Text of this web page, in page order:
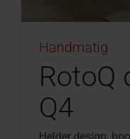
Handmatig
RotoQ
Q4